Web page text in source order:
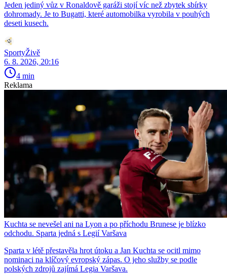
Jeden jediný vůz v Ronaldově garáži stojí víc než zbytek sbírky
dohromady. Je to Bugatti, které automobilka vyrobila v pouhých
deseti kusech.
SportyŽivě
6. 8. 2026, 20:16
4 min
Reklama
Kuchta se nevešel ani na Lyon a po příchodu Brunese je blízko
odchodu. Sparta jedná s Legií Varšava
Sparta v létě přestavěla hrot útoku a Jan Kuchta se ocitl mimo
nominaci na klíčový evropský zápas. O jeho služby se podle
polských zdrojů zajímá Legia Varšava.